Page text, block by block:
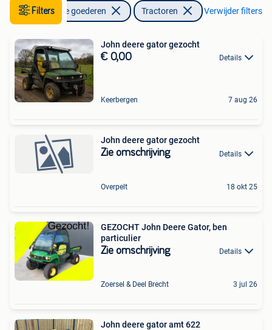
Filters
Zakelijke goederen Tractoren Verwijder filters
John deere gator gezocht
€ 0,00 Details
Keerbergen 7 aug 26
John deere gator gezocht
Zie omschrijving Details
Overpelt 18 okt 25
GEZOCHT John Deere Gator, ben
particulier
Zie omschrijving Details
Zoersel & Deel Brecht 3 jul 26
John deere gator amt 622